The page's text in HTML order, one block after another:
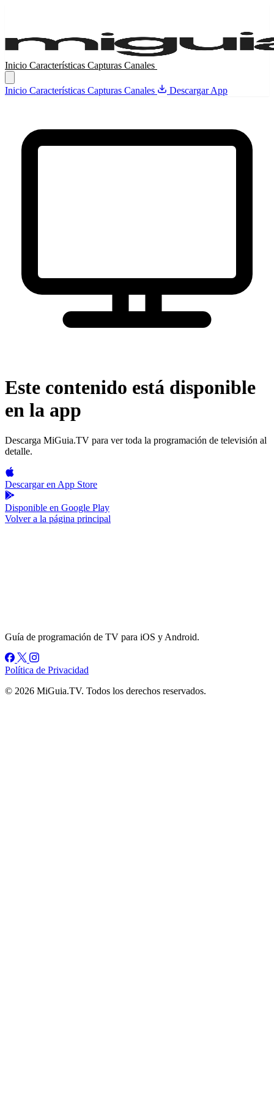
Inicio Características Capturas Canales
Inicio Características Capturas Canales Descargar App
Este contenido está disponible
en la app
Descarga MiGuia.TV para ver toda la programación de televisión al
detalle.
Descargar en App Store
Disponible en Google Play
Volver a la página principal
Guía de programación de TV para iOS y Android.
Política de Privacidad
© 2026 MiGuia.TV. Todos los derechos reservados.